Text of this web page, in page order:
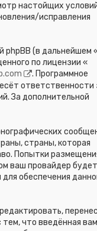
настойщих
исправления
phpBB (в дальнейшем
по лицензии «
. Программное
ответственности
За дополнительной
страны, которая
Попытки
ваш провайдер будет
обеспечения
что введённая